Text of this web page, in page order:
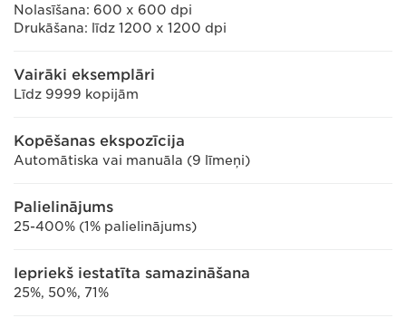
Nolasīšana: 600 x 600 dpi
Drukāšana: līdz 1200 x 1200 dpi
Vairāki eksemplāri
Līdz 9999 kopijām
Kopēšanas ekspozīcija
Automātiska vai manuāla (9 līmeņi)
Palielinājums
25-400% (1% palielinājums)
Iepriekš iestatīta samazināšana
25%, 50%, 71%